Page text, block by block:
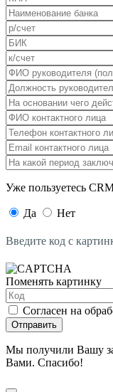
Уже пользуетесь
Да Нет
Введите код с
Поменять картинку
Согласен на
Отправить
Мы получили Вашу
Вами. Спасибо!